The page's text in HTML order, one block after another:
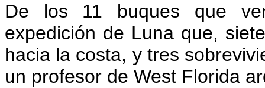
De los 11 buques que
expedición de Luna que,
hacia la costa, y tres
un profesor de West Florida